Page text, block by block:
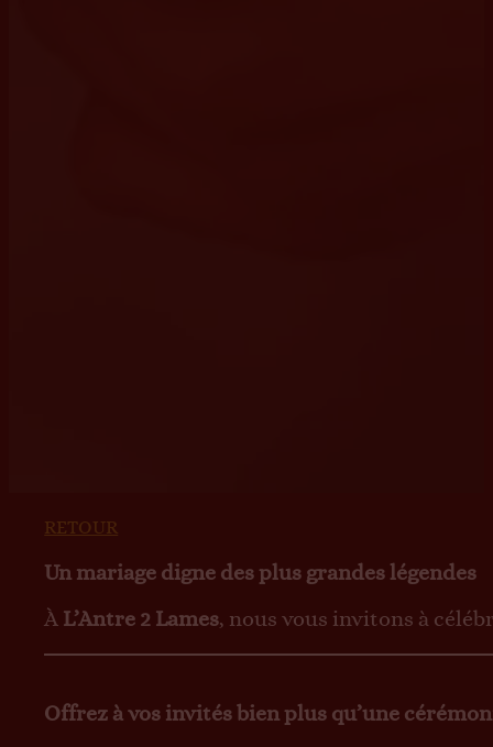
RETOUR
Un mariage digne des plus grandes légendes
À L’Antre 2 Lames, nous vous invitons à
Offrez à vos invités bien plus qu’une